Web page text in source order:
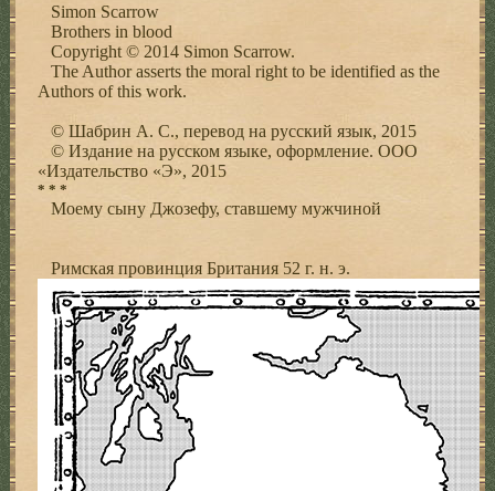
Simon Scarrow
Brothers in blood
Copyright © 2014 Simon Scarrow.
The Author asserts the moral right to be identified as the
Authors of this work.
© Шабрин А. С., перевод на русский язык, 2015
© Издание на русском языке, оформление. ООО
«Издательство «Э», 2015
* * *
Моему сыну Джозефу, ставшему мужчиной
Римская провинция Британия 52 г. н. э.